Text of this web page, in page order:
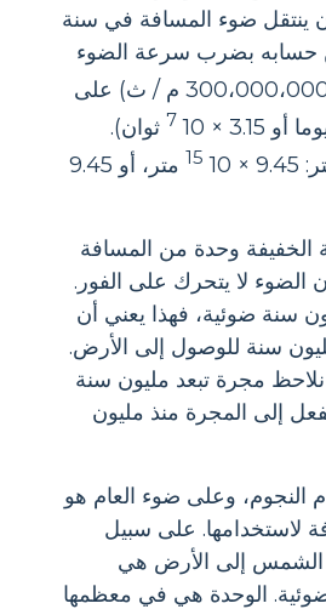
ينتقل ضوء المسافة في سنة
حسابه بضرب سرعة الضوء
م / ث أو 300،000،000 م / ث) على
7 ثوان).
10
15
متر، أو 9.45
الخفيفة وحدة من المسافة
الضوء لا يتحرك على الفور.
سنة ضوئية، فهذا يعني أن
سنة للوصول إلى الأرض.
نلاحظ مجرة ​​تبعد مليون سنة
إلى المجرة منذ مليون
النجوم، وعلى ضوء العام هو
لاستخدامها. على سبيل
الشمس إلى الأرض هي
سنة ضوئية. الوحدة هي في معظمها